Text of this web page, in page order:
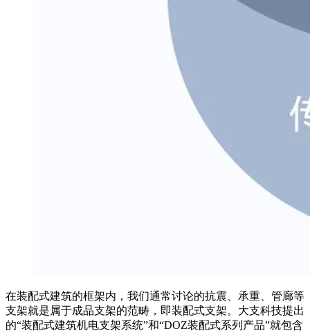
在装配式建筑的框架内，我们通常讨论的抗震、承重、管廊等
支架就是属于成品支架的范畴，即装配式支架。大支科技提出
的“装配式建筑机电支架系统”和“DOZ装配式系列产品”就包含